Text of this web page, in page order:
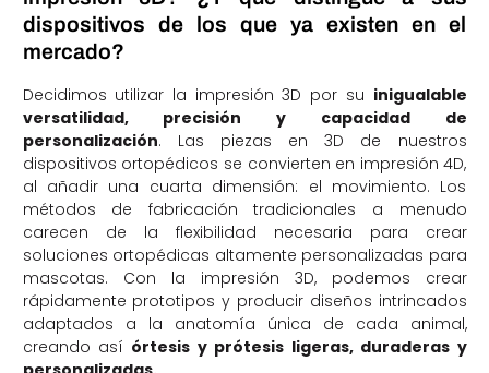
dispositivos de los que ya existen en el
mercado?
Decidimos utilizar la impresión 3D por su inigualable
versatilidad, precisión y capacidad de
personalización. Las piezas en 3D de nuestros
dispositivos ortopédicos se convierten en impresión 4D,
al añadir una cuarta dimensión: el movimiento. Los
métodos de fabricación tradicionales a menudo
carecen de la flexibilidad necesaria para crear
soluciones ortopédicas altamente personalizadas para
mascotas. Con la impresión 3D, podemos crear
rápidamente prototipos y producir diseños intrincados
adaptados a la anatomía única de cada animal,
creando así órtesis y prótesis ligeras, duraderas y